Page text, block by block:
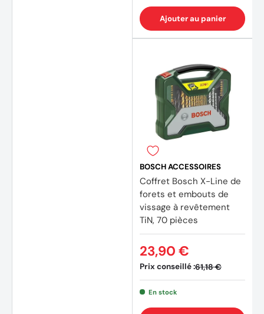
Ajouter au panier
BOSCH ACCESSOIRES
Coffret Bosch X-Line de
forets et embouts de
vissage à revêtement
TiN, 70 pièces
Prix conseillé :61,18 €
23,90 €
En stock